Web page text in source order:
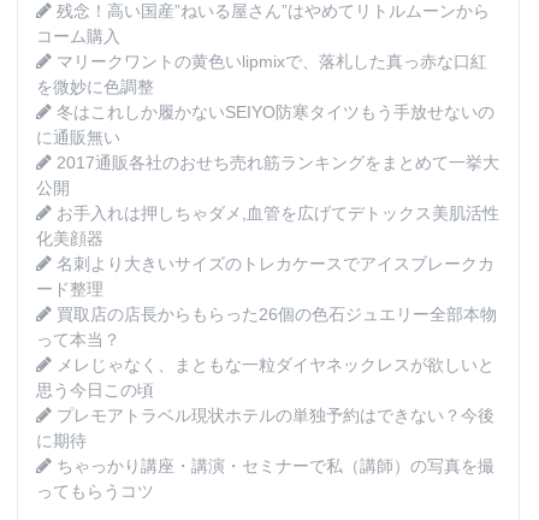
残念！高い国産”ねいる屋さん”はやめてリトルムーンから
コーム購入
マリークワントの黄色いlipmixで、落札した真っ赤な口紅
を微妙に色調整
冬はこれしか履かないSEIYO防寒タイツもう手放せないの
に通販無い
2017通販各社のおせち売れ筋ランキングをまとめて一挙大
公開
お手入れは押しちゃダメ,血管を広げてデトックス美肌活性
化美顔器
名刺より大きいサイズのトレカケースでアイスブレークカ
ード整理
買取店の店長からもらった26個の色石ジュエリー全部本物
って本当？
メレじゃなく、まともな一粒ダイヤネックレスが欲しいと
思う今日この頃
プレモアトラベル現状ホテルの単独予約はできない？今後
に期待
ちゃっかり講座・講演・セミナーで私（講師）の写真を撮
ってもらうコツ